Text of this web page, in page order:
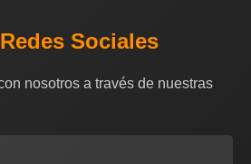
Sociales
nosotros a través de nuestras